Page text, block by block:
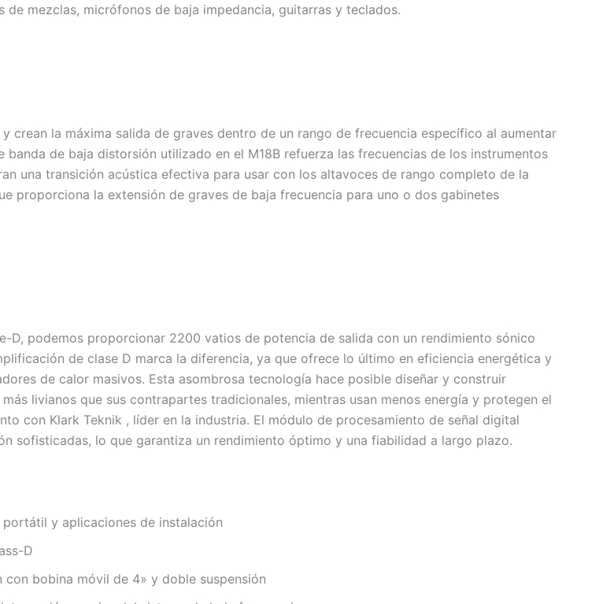
de mezclas, micrófonos de baja impedancia, guitarras y teclados.
crean la máxima salida de graves dentro de un rango de frecuencia específico al aumentar
de baja distorsión utilizado en el M18B refuerza las frecuencias de los instrumentos
una transición acústica efectiva para usar con los altavoces de rango completo de la
proporciona la extensión de graves de baja frecuencia para uno o dos gabinetes
D, podemos proporcionar 2200 vatios de potencia de salida con un rendimiento sónico
de clase D marca la diferencia, ya que ofrece lo último en eficiencia energética y
de calor masivos. Esta asombrosa tecnología hace posible diseñar y construir
livianos que sus contrapartes tradicionales, mientras usan menos energía y protegen el
con Klark Teknik , líder en la industria. El módulo de procesamiento de señal digital
sofisticadas, lo que garantiza un rendimiento óptimo y una fiabilidad a largo plazo.
y aplicaciones de instalación
D
bobina móvil de 4» y doble suspensión